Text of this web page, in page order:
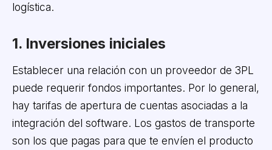
logística.
1. Inversiones iniciales
Establecer una relación con un proveedor de 3PL
puede requerir fondos importantes. Por lo general,
hay tarifas de apertura de cuentas asociadas a la
integración del software. Los gastos de transporte
son los que pagas para que te envíen el producto